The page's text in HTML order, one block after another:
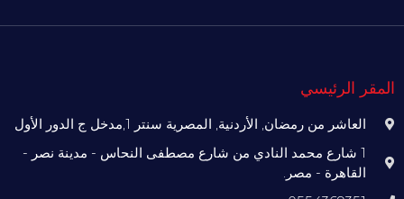
المقر الرئيسي
العاشر من رمضان, الأردنية, المصرية سنتر 1,مدخل ج الدور الأول
1 شارع محمد النادي من شارع مصطفى النحاس - مدينة نصر -
القاهرة - مصر.